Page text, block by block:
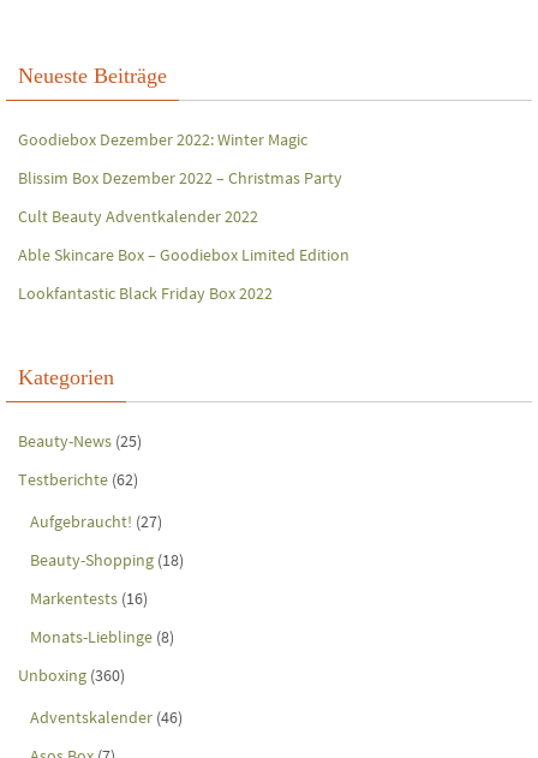
Neueste Beiträge
Goodiebox Dezember 2022: Winter Magic
Blissim Box Dezember 2022 – Christmas Party
Cult Beauty Adventkalender 2022
Able Skincare Box – Goodiebox Limited Edition
Lookfantastic Black Friday Box 2022
Kategorien
Beauty-News (25)
Testberichte (62)
Aufgebraucht! (27)
Beauty-Shopping (18)
Markentests (16)
Monats-Lieblinge (8)
Unboxing (360)
Adventskalender (46)